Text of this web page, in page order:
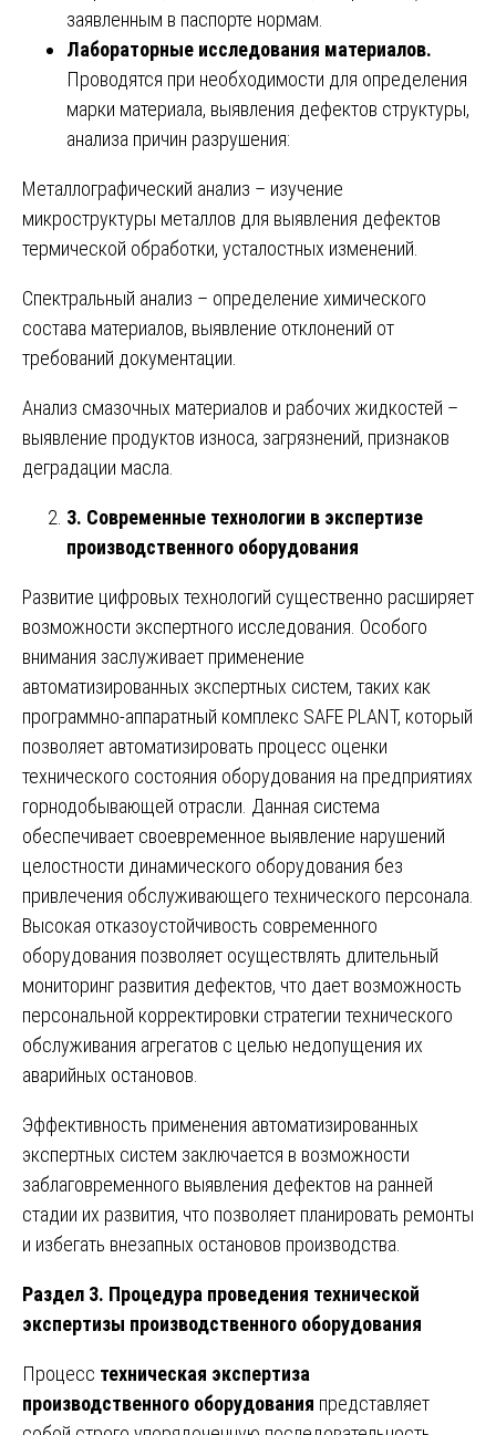
заявленным в паспорте нормам.
Лабораторные исследования материалов.
Проводятся при необходимости для определения
марки материала, выявления дефектов структуры,
анализа причин разрушения:
Металлографический анализ – изучение
микроструктуры металлов для выявления дефектов
термической обработки, усталостных изменений.
Спектральный анализ – определение химического
состава материалов, выявление отклонений от
требований документации.
Анализ смазочных материалов и рабочих жидкостей –
выявление продуктов износа, загрязнений, признаков
деградации масла.
3. Современные технологии в экспертизе
производственного оборудования
Развитие цифровых технологий существенно расширяет
возможности экспертного исследования. Особого
внимания заслуживает применение
автоматизированных экспертных систем, таких как
программно-аппаратный комплекс SAFE PLANT, который
позволяет автоматизировать процесс оценки
технического состояния оборудования на предприятиях
горнодобывающей отрасли. Данная система
обеспечивает своевременное выявление нарушений
целостности динамического оборудования без
привлечения обслуживающего технического персонала.
Высокая отказоустойчивость современного
оборудования позволяет осуществлять длительный
мониторинг развития дефектов, что дает возможность
персональной корректировки стратегии технического
обслуживания агрегатов с целью недопущения их
аварийных остановов.
Эффективность применения автоматизированных
экспертных систем заключается в возможности
заблаговременного выявления дефектов на ранней
стадии их развития, что позволяет планировать ремонты
и избегать внезапных остановов производства.
Раздел 3. Процедура проведения технической
экспертизы производственного оборудования
Процесс техническая экспертиза
производственного оборудования представляет